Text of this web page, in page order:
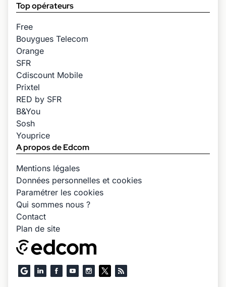
Top opérateurs
Free
Bouygues Telecom
Orange
SFR
Cdiscount Mobile
Prixtel
RED by SFR
B&You
Sosh
Youprice
A propos de Edcom
Mentions légales
Données personnelles et cookies
Paramétrer les cookies
Qui sommes nous ?
Contact
Plan de site